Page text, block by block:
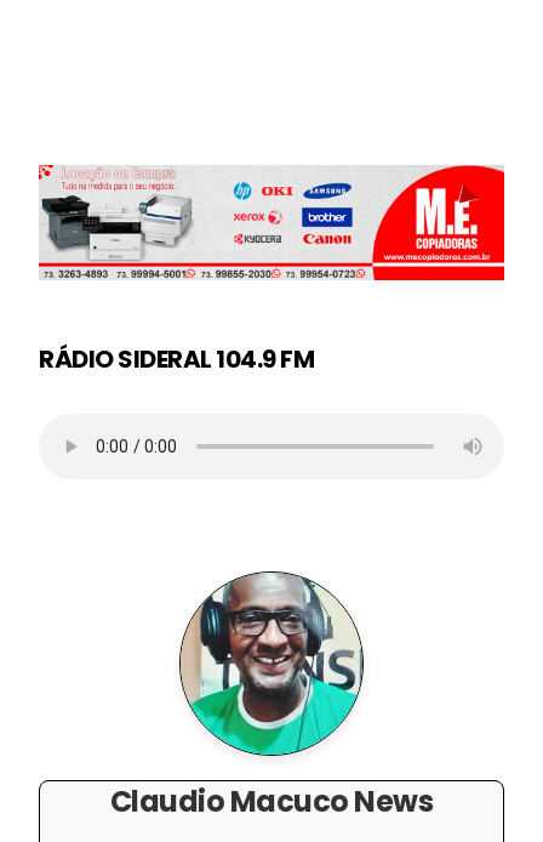
RÁDIO SIDERAL 104.9 FM
Claudio Macuco News